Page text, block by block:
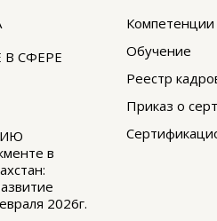
СФЕРЕ
в
2026г.
Обучение
Реестр
Приказ о